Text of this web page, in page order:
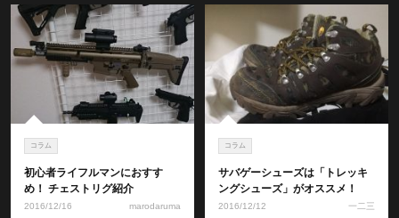
コラム
初心者ライフルマンにおすす
め！ チェストリグ紹介
2016/12/16 marodaruma
コラム
サバゲーシューズは「トレッキ
ングシューズ」がオススメ！
2016/12/12 一二三